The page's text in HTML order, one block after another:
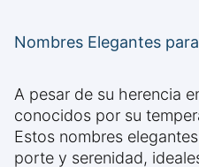
Nombres Elegantes
A pesar de su herencia
conocidos por su
Estos nombres
porte y serenidad,